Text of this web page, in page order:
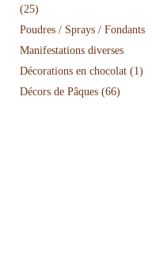
(25)
Poudres / Sprays / Fondants
Manifestations diverses
Décorations en chocolat (1)
Décors de Pâques (66)